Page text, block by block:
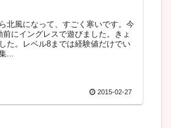
北風になって、すごく寒いです。今
にイングレスで遊びました。きょ
た。レベル8までは経験値だけでい
...
2015-02-27